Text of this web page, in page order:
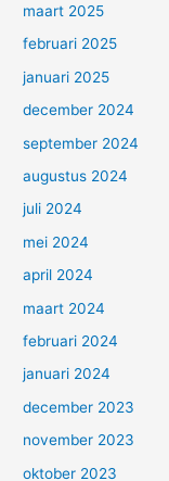
maart 2025
februari 2025
januari 2025
december 2024
september 2024
augustus 2024
juli 2024
mei 2024
april 2024
maart 2024
februari 2024
januari 2024
december 2023
november 2023
oktober 2023